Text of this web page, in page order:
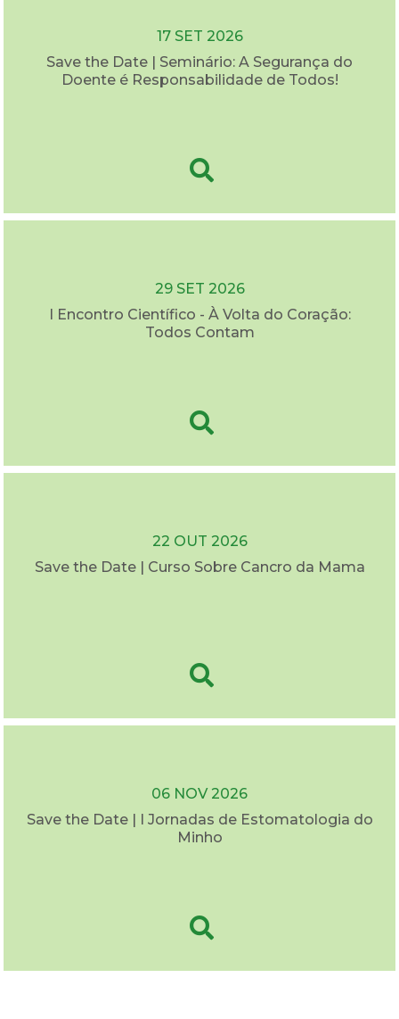
17 SET 2026
Save the Date | Seminário: A Segurança do
Doente é Responsabilidade de Todos!
29 SET 2026
I Encontro Científico - À Volta do Coração:
Todos Contam
22 OUT 2026
Save the Date | Curso Sobre Cancro da Mama
06 NOV 2026
Save the Date | I Jornadas de Estomatologia do
Minho